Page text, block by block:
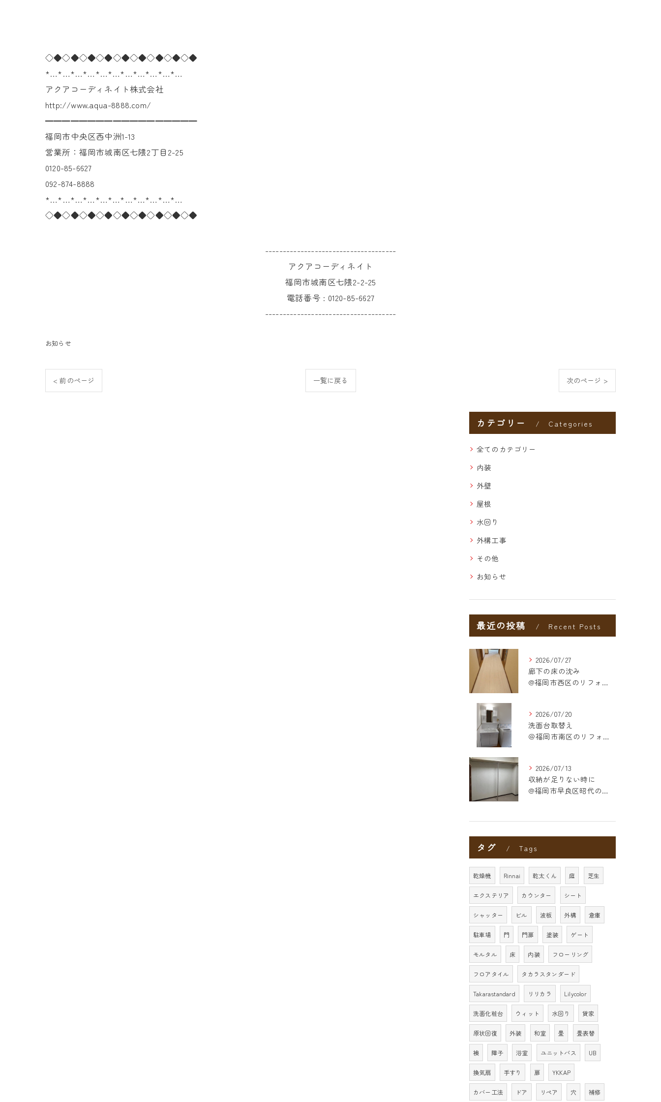
◇◆◇◆◇◆◇◆◇◆◇◆◇◆◇◆◇◆
*…*…*…*…*…*…*…*…*…*…*…
アクアコーディネイト株式会社
http://www.aqua-8888.com/
━━━━━━━━━━━━━━━━━━
福岡市中央区西中洲1-13
営業所：福岡市城南区七隈2丁目2-25
0120-85-6627
092-874-8888
*…*…*…*…*…*…*…*…*…*…*…
◇◆◇◆◇◆◇◆◇◆◇◆◇◆◇◆◇◆
-------------------------------------
アクアコーディネイト
福岡市城南区七隈2-2-25
電話番号 : 0120-85-6627
-------------------------------------
お知らせ
< 前のページ 一覧に戻る 次のページ >
カテゴリー Categories
全てのカテゴリー
内装
外壁
屋根
水回り
外構工事
その他
お知らせ
最近の投稿 Recent Posts
2026/07/27
廊下の床の沈み
@福岡市西区のリフォーム
2026/07/20
洗面台取替え
＠福岡市南区のリフォーム
2026/07/13
収納が足りない時に
@福岡市早良区昭代のリフォーム
タグ Tags
乾燥機 Rinnai 乾太くん 庭 芝生
エクステリア カウンター シート
シャッター ビル 波板 外構 倉庫
駐車場 門 門扉 塗装 ゲート
モルタル 床 内装 フローリング
フロアタイル タカラスタンダード
Takarastandard リリカラ Lilycolor
洗面化粧台 ウィット 水回り 貸家
原状回復 外装 和室 畳 畳表替
襖 障子 浴室 ユニットバス UB
換気扇 手すり 扉 YKKAP
カバー工法 ドア リペア 穴 補修